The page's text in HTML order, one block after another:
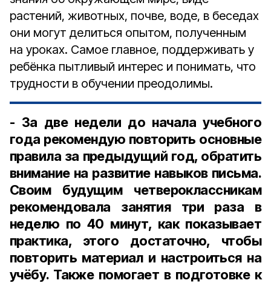
растений, животных, почве, воде, в беседах
они могут делиться опытом, полученным
на уроках. Самое главное, поддерживать у
ребёнка пытливый интерес и понимать, что
трудности в обучении преодолимы.
- За две недели до начала учебного
года рекомендую повторить основные
правила за предыдущий год, обратить
внимание на развитие навыков письма.
Своим будущим четвероклассникам
рекомендовала занятия три раза в
неделю по 40 минут, как показывает
практика, этого достаточно, чтобы
повторить материал и настроиться на
учёбу. Также помогает в подготовке к